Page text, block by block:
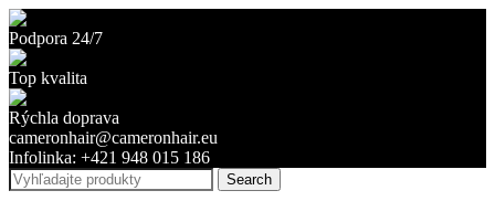
Podpora 24/7
Top kvalita
Rýchla doprava
cameronhair@cameronhair.eu
Infolinka: +421 948 015 186
Search